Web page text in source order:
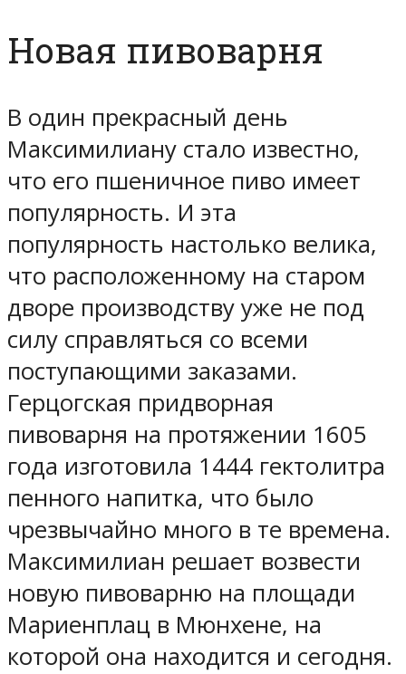
Новая пивоварня
В один прекрасный день
Максимилиану стало известно,
что его пшеничное пиво имеет
популярность. И эта
популярность настолько велика,
что расположенному на старом
дворе производству уже не под
силу справляться со всеми
поступающими заказами.
Герцогская придворная
пивоварня на протяжении 1605
года изготовила 1444 гектолитра
пенного напитка, что было
чрезвычайно много в те времена.
Максимилиан решает возвести
новую пивоварню на площади
Мариенплац в Мюнхене, на
которой она находится и сегодня.